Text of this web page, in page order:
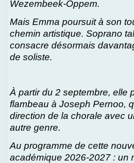
Wezembeek-Oppem.
Mais Emma poursuit à son
chemin artistique. Soprano
consacre désormais
de soliste.
À partir du 2 septembre, elle
flambeau à Joseph Pernoo,
direction de la chorale avec
autre genre.
Au programme de cette
académique 2026-2027 : un